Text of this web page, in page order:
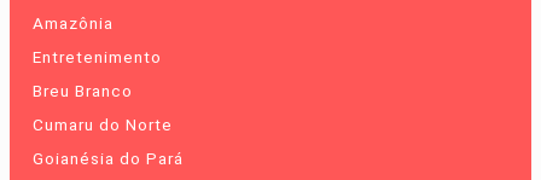
Amazônia
Entretenimento
Breu Branco
Cumaru do Norte
Goianésia do Pará